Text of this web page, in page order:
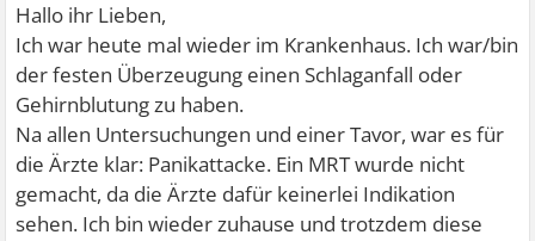
Hallo ihr Lieben,
Ich war heute mal wieder im Krankenhaus. Ich war/bin
der festen Überzeugung einen Schlaganfall oder
Gehirnblutung zu haben.
Na allen Untersuchungen und einer Tavor, war es für
die Ärzte klar: Panikattacke. Ein MRT wurde nicht
gemacht, da die Ärzte dafür keinerlei Indikation
sehen. Ich bin wieder zuhause und trotzdem diese